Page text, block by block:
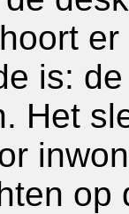
is:
Het